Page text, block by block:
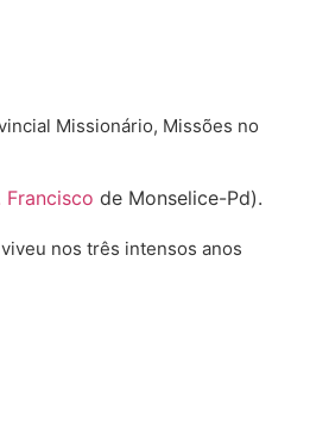
Missionário, Missões no
Francisco de Monselice-Pd).
nos três intensos anos